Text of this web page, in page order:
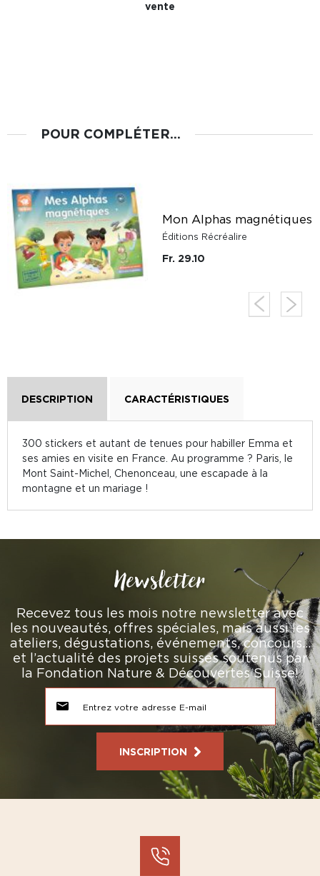
vente
POUR COMPLÉTER...
Mon Alphas magnétiques
Éditions Récréalire
Fr. 29.10
DESCRIPTION CARACTÉRISTIQUES
300 stickers et autant de tenues pour habiller Emma et
ses amies en visite en France. Au programme ? Paris, le
Mont Saint-Michel, Chenonceau, une escapade à la
montagne et un mariage !
Newsletter
Recevez tous les mois notre newsletter avec
les nouveautés, offres spéciales, mais aussi les
ateliers, dégustations, événements, concours…
et l’actualité des projets suisses soutenus par
la Fondation Nature & Découvertes Suisse!
INSCRIPTION